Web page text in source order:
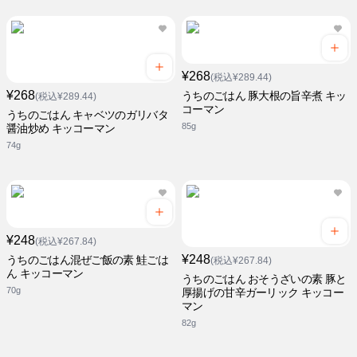
¥268(税込¥289.44)
うちのごはん キャベツのガリバタ
醤油炒め キッコーマン
74g
¥268(税込¥289.44)
うちのごはん 豚大根の旨辛煮 キッ
コーマン
85g
¥248(税込¥267.84)
うちのごはん混ぜご飯の素 鮭ごは
ん キッコーマン
70g
¥248(税込¥267.84)
うちのごはん おそうざいの素 豚と
厚揚げの甘辛ガーリック キッコー
マン
82g